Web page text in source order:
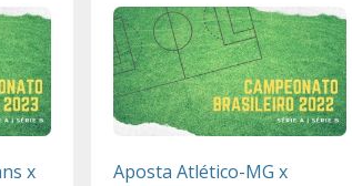
x
Aposta Atlético-MG x